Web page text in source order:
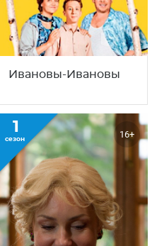
Ивановы-Ивановы
1
сезон 16+